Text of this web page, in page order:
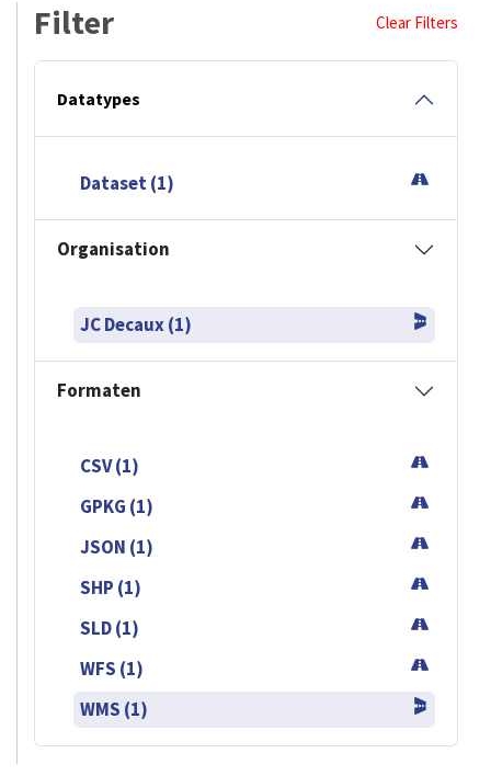
Filter Clear Filters
Datatypes
Dataset (1)
Organisation
JC Decaux (1)
Formaten
CSV (1)
GPKG (1)
JSON (1)
SHP (1)
SLD (1)
WFS (1)
WMS (1)